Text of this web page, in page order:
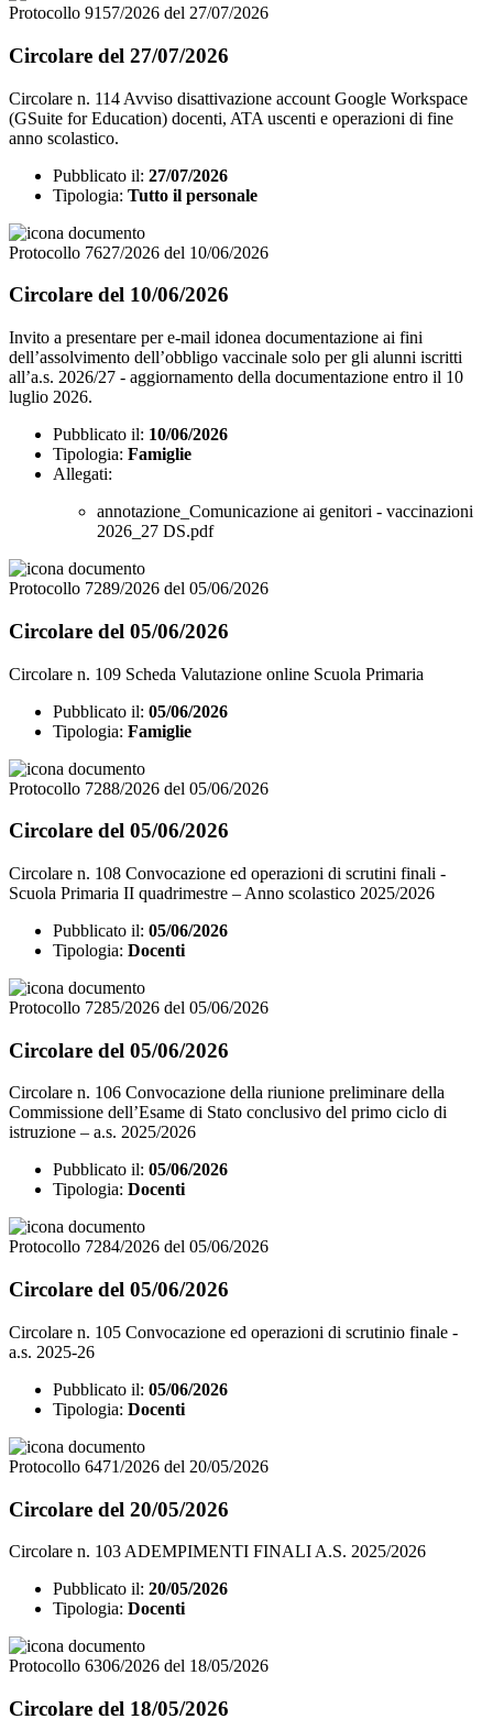
Protocollo 9157/2026 del 27/07/2026
Circolare del 27/07/2026
Circolare n. 114 Avviso disattivazione account Google Workspace
(GSuite for Education) docenti, ATA uscenti e operazioni di fine
anno scolastico.
Pubblicato il: 27/07/2026
Tipologia: Tutto il personale
Protocollo 7627/2026 del 10/06/2026
Circolare del 10/06/2026
Invito a presentare per e-mail idonea documentazione ai fini
dell’assolvimento dell’obbligo vaccinale solo per gli alunni iscritti
all’a.s. 2026/27 - aggiornamento della documentazione entro il 10
luglio 2026.
Pubblicato il: 10/06/2026
Tipologia: Famiglie
Allegati:
annotazione_Comunicazione ai genitori - vaccinazioni
2026_27 DS.pdf
Protocollo 7289/2026 del 05/06/2026
Circolare del 05/06/2026
Circolare n. 109 Scheda Valutazione online Scuola Primaria
Pubblicato il: 05/06/2026
Tipologia: Famiglie
Protocollo 7288/2026 del 05/06/2026
Circolare del 05/06/2026
Circolare n. 108 Convocazione ed operazioni di scrutini finali -
Scuola Primaria II quadrimestre – Anno scolastico 2025/2026
Pubblicato il: 05/06/2026
Tipologia: Docenti
Protocollo 7285/2026 del 05/06/2026
Circolare del 05/06/2026
Circolare n. 106 Convocazione della riunione preliminare della
Commissione dell’Esame di Stato conclusivo del primo ciclo di
istruzione – a.s. 2025/2026
Pubblicato il: 05/06/2026
Tipologia: Docenti
Protocollo 7284/2026 del 05/06/2026
Circolare del 05/06/2026
Circolare n. 105 Convocazione ed operazioni di scrutinio finale -
a.s. 2025-26
Pubblicato il: 05/06/2026
Tipologia: Docenti
Protocollo 6471/2026 del 20/05/2026
Circolare del 20/05/2026
Circolare n. 103 ADEMPIMENTI FINALI A.S. 2025/2026
Pubblicato il: 20/05/2026
Tipologia: Docenti
Protocollo 6306/2026 del 18/05/2026
Circolare del 18/05/2026